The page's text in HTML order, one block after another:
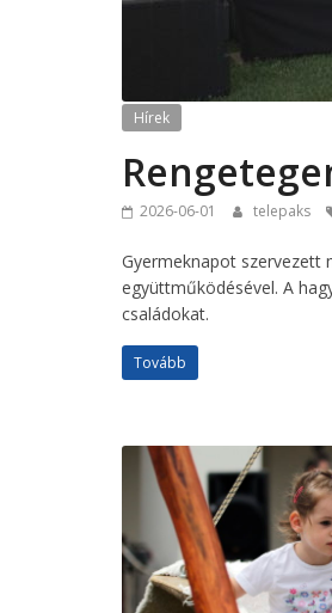
Hírek
2026-06-01 telepaks
Gyermeknapot szervezett
együttműködésével. A
családokat.
Tovább